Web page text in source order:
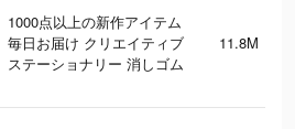
1000点以上の新作アイテム
毎日お届け クリエイティブ
ステーショナリー 消しゴム
11.8M